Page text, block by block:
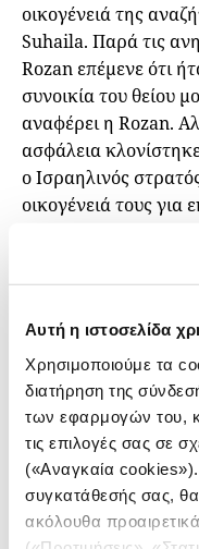
Αυτή η ιστοσελίδα
Χρησιμοποιούμε τα
διατήρηση της
των εφαρμογών του,
τις επιλογές σας σε
(«Αναγκαία
συγκατάθεσής σας,
ακόλουθα
οικογένειά της
Suhaila. Παρά τις
Rozan επέμενε ότι
συνοικία του θείου
αναφέρει η Rozan.
ασφάλεια
ο Ισραηλινός
οικογένειά τους
μας κάλεσε ξανά,
να απομακρυνθούμε
πραγματικότητα του
σίφουνας,
μάχης.
Οι ώρες που
σφοδρούς
γειτονιάς της. H
κάποτε ήταν